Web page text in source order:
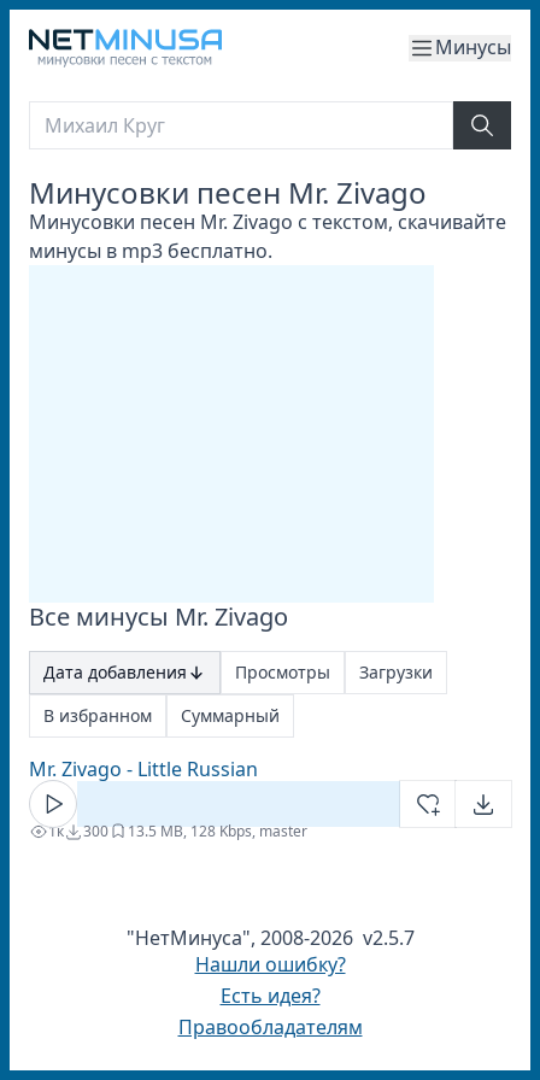
Минусы
Минусовки песен Mr. Zivago
Минусовки песен Mr. Zivago с текстом, скачивайте
минусы в mp3 бесплатно.
Все минусы Mr. Zivago
Дата добавления Просмотры
Загрузки
В избранном
Суммарный
Mr. Zivago - Little Russian
1к 300 13.5 MB, 128 Kbps, master
"НетМинуса", 2008-2026 v2.5.7
Нашли ошибку?
Есть идея?
Правообладателям